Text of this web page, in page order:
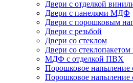
Двери с отделкой
Двери с панелями МДФ
Двери с порошковым
Двери с резьбой
Двери со стеклом
Двери со стеклопакетом
МДФ с отделкой ПВХ
Порошковое напыление
Порошковое напыление